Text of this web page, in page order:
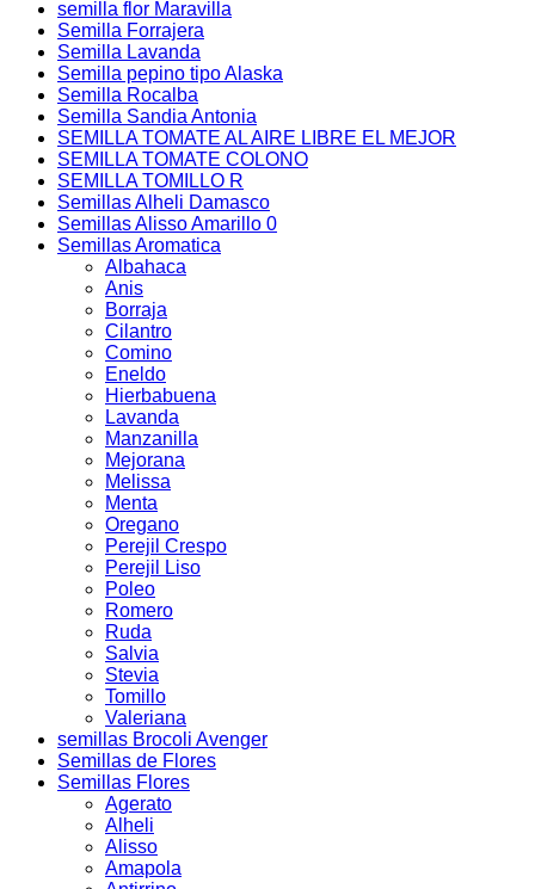
semilla flor Maravilla
Semilla Forrajera
Semilla Lavanda
Semilla pepino tipo Alaska
Semilla Rocalba
Semilla Sandia Antonia
SEMILLA TOMATE AL AIRE LIBRE EL MEJOR
SEMILLA TOMATE COLONO
SEMILLA TOMILLO R
Semillas Alheli Damasco
Semillas Alisso Amarillo 0
Semillas Aromatica
Albahaca
Anis
Borraja
Cilantro
Comino
Eneldo
Hierbabuena
Lavanda
Manzanilla
Mejorana
Melissa
Menta
Oregano
Perejil Crespo
Perejil Liso
Poleo
Romero
Ruda
Salvia
Stevia
Tomillo
Valeriana
semillas Brocoli Avenger
Semillas de Flores
Semillas Flores
Agerato
Alheli
Alisso
Amapola